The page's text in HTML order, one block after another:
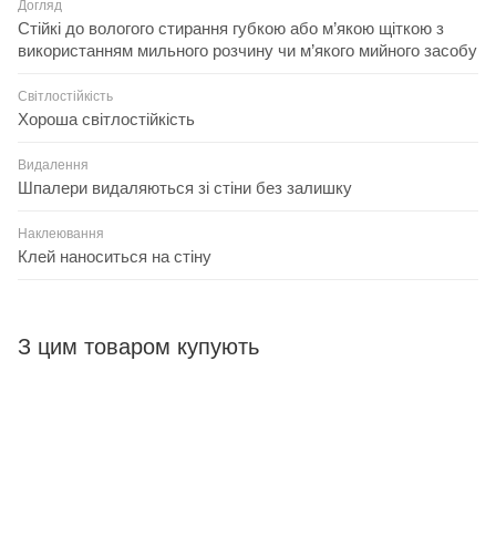
Догляд
Стійкі до вологого стирання губкою або м’якою щіткою з
використанням мильного розчину чи м’якого мийного засобу
Світлостійкість
Хороша світлостійкість
Видалення
Шпалери видаляються зі стіни без залишку
Наклеювання
Клей наноситься на стіну
З цим товаром купують